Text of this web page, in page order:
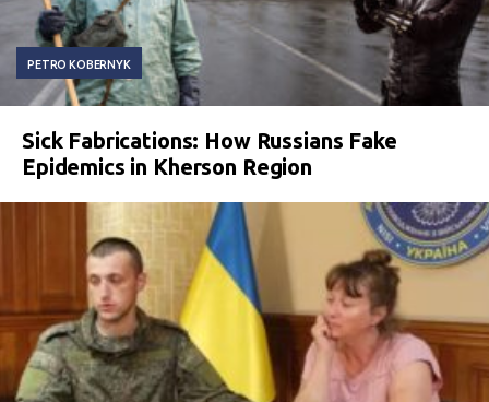
PETRO KOBERNYK
Sick Fabrications: How Russians Fake
Epidemics in Kherson Region